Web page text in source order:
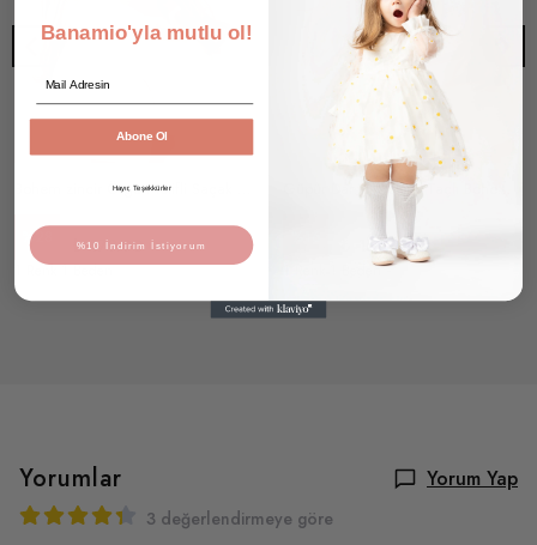
%28
₺ 249.90
₺ 179.90
1 Renk 1 Beden
₺ 159.90
1 Renk 1 Beden
Yorumlar Yorum Yap
3 değerlendirmeye göre
Banamio'yla mutlu ol!
Abone Ol
Hayır, Teşekkürler
%10 İndirim İstiyorum